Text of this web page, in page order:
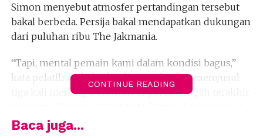
Simon menyebut atmosfer pertandingan tersebut
bakal berbeda. Persija bakal mendapatkan dukungan
dari puluhan ribu The Jakmania.
“Tapi, mental pemain kami dalam kondisi bagus,”
kata pelatih asal Skotlandia tersebut. Ini menyusul
tiga kali menang beruntun di pertandingan terakhir
3), dan Mitra Kukar (4-1).
CONTINUE READING
Baca juga...